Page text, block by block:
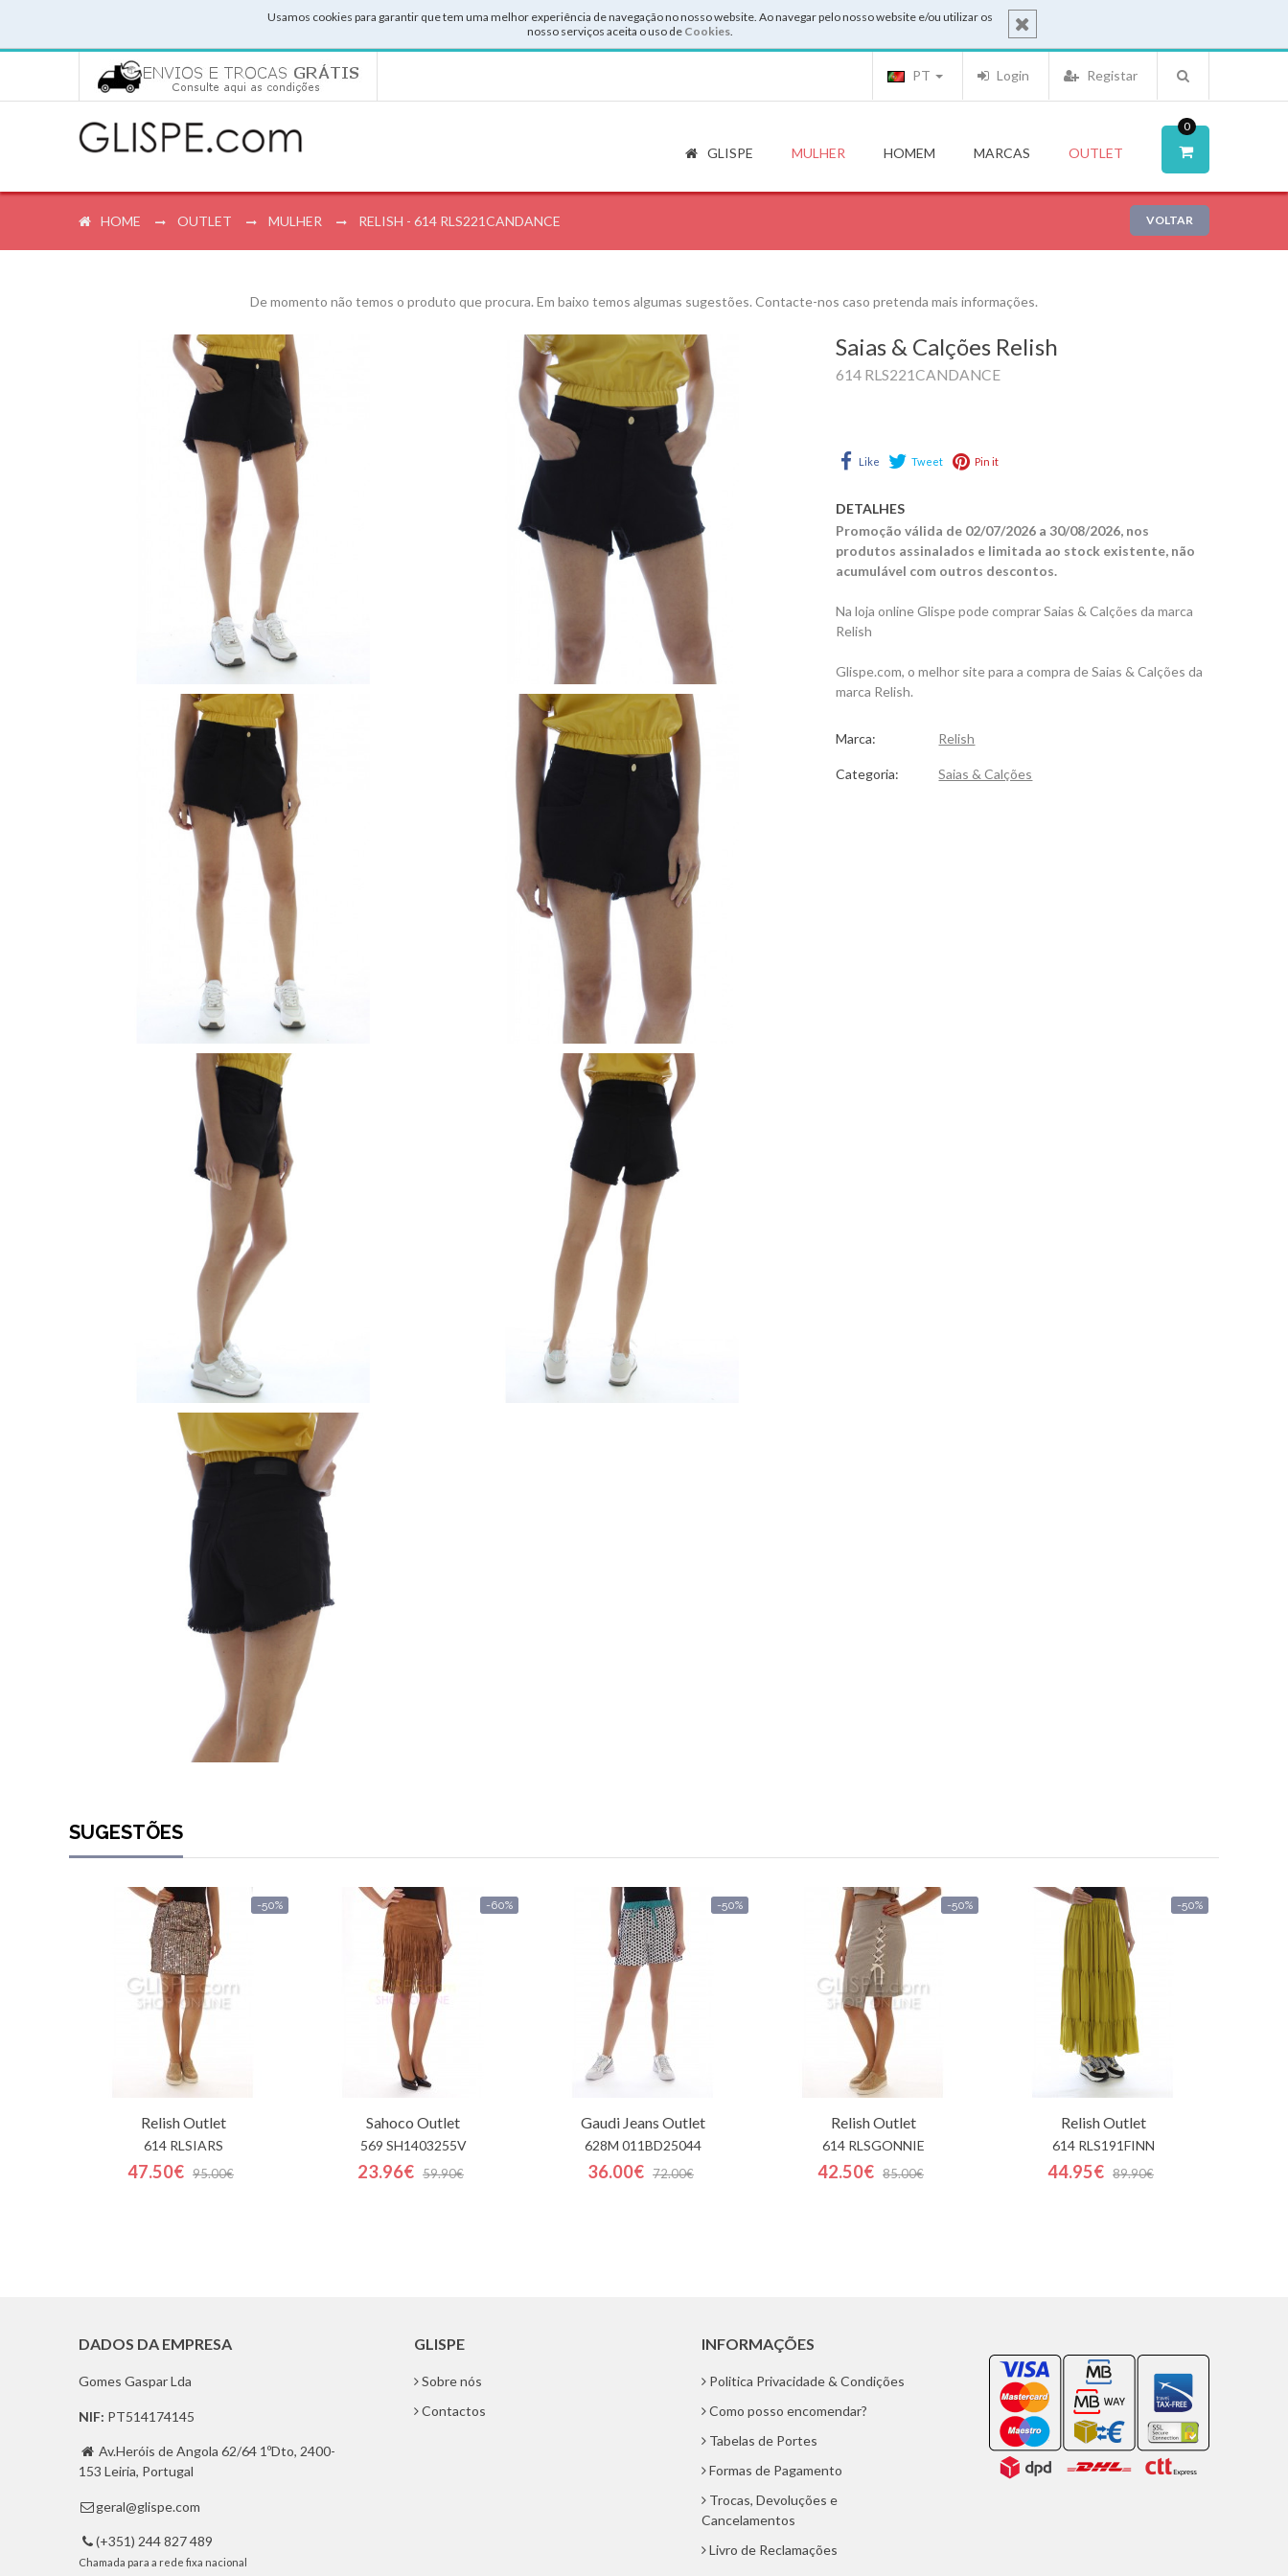
Usamos cookies para garantir que tem uma melhor experiência de navegação no nosso website. Ao navegar pelo nosso website e/ou utilizar os
nosso serviços aceita o uso de Cookies.
Registar
Login
PT
0
GLISPE MULHER HOMEM MARCAS OUTLET
VOLTAR
HOME OUTLET MULHER RELISH - 614 RLS221CANDANCE
De momento não temos o produto que procura. Em baixo temos algumas sugestões. Contacte-nos caso pretenda mais informações.
Saias & Calções Relish
614 RLS221CANDANCE
Like Tweet Pin it
DETALHES
Promoção válida de 02/07/2026 a 30/08/2026, nos
produtos assinalados e limitada ao stock existente, não
acumulável com outros descontos.
Na loja online Glispe pode comprar Saias & Calções da marca
Relish
Glispe.com, o melhor site para a compra de Saias & Calções da
marca Relish.
Marca: Relish
Categoria: Saias & Calções
SUGESTÕES
-50%
RelishOutlet
614 RLSIARS
47.50€ 95.00€
-60%
Sahoco Outlet
569 SH1403255V
23.96€ 59.90€
-50%
Gaudi Jeans Outlet
628M 011BD25044
36.00€ 72.00€
-50%
RelishOutlet
614 RLSGONNIE
42.50€ 85.00€
-50%
RelishOutlet
614 RLS191FINN
44.95€ 89.90€
DADOS DA EMPRESA
Gomes Gaspar Lda
NIF: PT514174145
 Av.Heróis de Angola 62/64 1ºDto, 2400-
153 Leiria, Portugal
 geral@glispe.com
 (+351) 244 827 489
Chamada para a rede fixa nacional
GLISPE
Sobre nós
Contactos
INFORMAÇÕES
Politica Privacidade & Condições
Como posso encomendar?
Tabelas de Portes
Formas de Pagamento
Trocas, Devoluções e
Cancelamentos
Livro de Reclamações